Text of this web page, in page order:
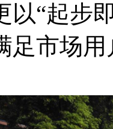
以“起步
足市场